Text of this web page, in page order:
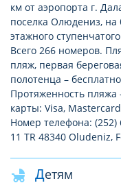
км от аэропорта г.
поселка Олюдениз, на
этажного
Всего 266 номеров.
пляж, первая
полотенца –
Протяженность
карты: Visa,
Номер телефона: (252)
11 TR 48340 Oludeniz,
Детям